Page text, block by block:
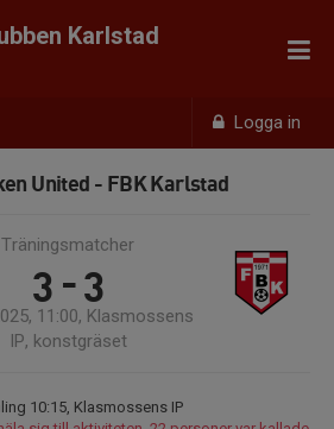
Logga in
Karlstad
United - FBK Karlstad
Träningsmatcher
3 - 3
11:00, Klasmossens
IP, konstgräset
10:15, Klasmossens IP